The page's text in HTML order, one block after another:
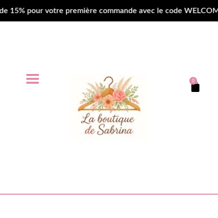
pour votre première commande avec le code
0